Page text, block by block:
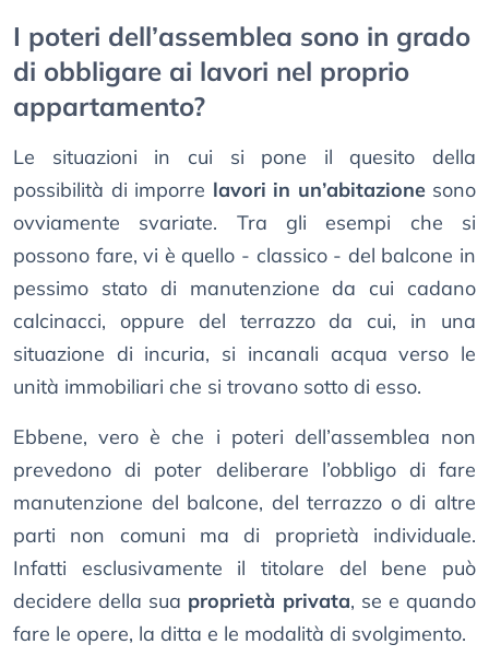
I poteri dell’assemblea sono in grado
di obbligare ai lavori nel proprio
appartamento?
Le situazioni in cui si pone il quesito della
possibilità di imporre lavori in un’abitazionesono
ovviamente svariate. Tra gli esempi che si
possono fare, vi è quello - classico - del balcone in
pessimo stato di manutenzione da cui cadano
calcinacci, oppure del terrazzo da cui, in una
situazione di incuria, si incanali acqua verso le
unità immobiliari che si trovano sotto di esso.
Ebbene, vero è che i poteri dell’assemblea non
prevedono di poter deliberare l’obbligo di fare
manutenzione del balcone, del terrazzo o di altre
parti non comuni ma di proprietà individuale.
Infatti esclusivamente il titolare del bene può
decidere della sua proprietà privata, se e quando
fare le opere, la ditta e le modalità di svolgimento.